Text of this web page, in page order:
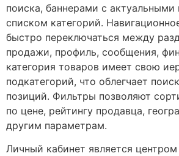
поиска, баннерами с
списком категорий.
быстро переключаться между
продажи, профиль, сообщения,
категория товаров имеет свою
подкатегорий, что облегчает
позиций. Фильтры позволяют
по цене, рейтингу продавца,
другим параметрам.
Личный кабинет является центром